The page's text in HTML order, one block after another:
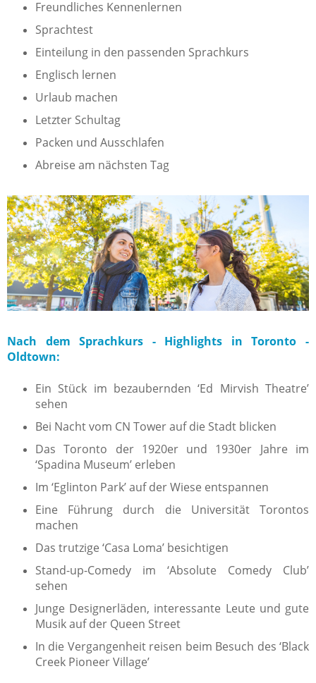
Freundliches Kennenlernen
Sprachtest
Einteilung in den passenden Sprachkurs
Englisch lernen
Urlaub machen
Letzter Schultag
Packen und Ausschlafen
Abreise am nächsten Tag
Nach dem Sprachkurs - Highlights in Toronto -
Oldtown:
Ein Stück im bezaubernden ‘Ed Mirvish Theatre’
sehen
Bei Nacht vom CN Tower auf die Stadt blicken
Das Toronto der 1920er und 1930er Jahre im
‘Spadina Museum’ erleben
Im ‘Eglinton Park’ auf der Wiese entspannen
Eine Führung durch die Universität Torontos
machen
Das trutzige ‘Casa Loma’ besichtigen
Stand-up-Comedy im ‘Absolute Comedy Club’
sehen
Junge Designerläden, interessante Leute und gute
Musik auf der Queen Street
In die Vergangenheit reisen beim Besuch des ‘Black
Creek Pioneer Village’